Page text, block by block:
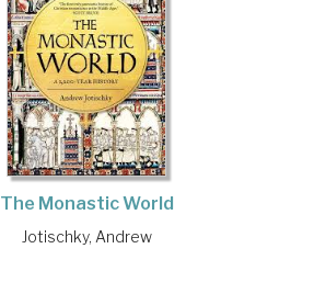
The Monastic World
Jotischky, Andrew